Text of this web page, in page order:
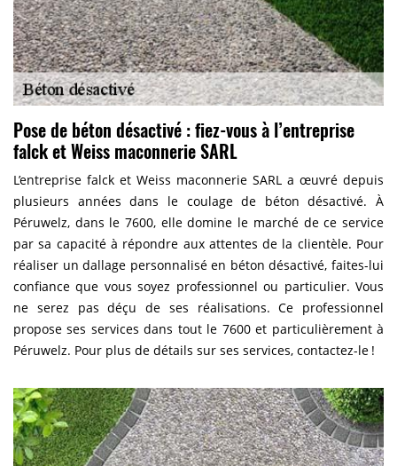
Pose de béton désactivé : fiez-vous à l’entreprise
falck et Weiss maconnerie SARL
L’entreprise falck et Weiss maconnerie SARL a œuvré depuis
plusieurs années dans le coulage de béton désactivé. À
Péruwelz, dans le 7600, elle domine le marché de ce service
par sa capacité à répondre aux attentes de la clientèle. Pour
réaliser un dallage personnalisé en béton désactivé, faites-lui
confiance que vous soyez professionnel ou particulier. Vous
ne serez pas déçu de ses réalisations. Ce professionnel
propose ses services dans tout le 7600 et particulièrement à
Péruwelz. Pour plus de détails sur ses services, contactez-le !